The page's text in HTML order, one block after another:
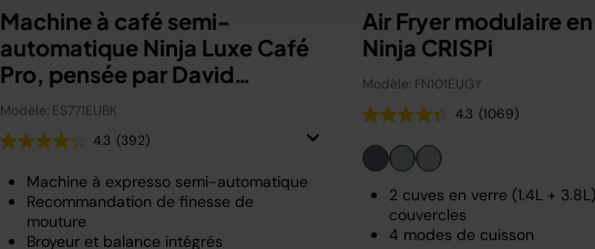
Machine à café semi-
automatique Ninja Luxe Café
Pro, pensée par David
Beckham
Modèle: ES771EUBK
4.3 (392)
Machine à expresso semi-automatique
Recommandation de finesse de
mouture
Broyeur et balance intégrés
Air Fryer modulaire
Ninja CRISPi
Modèle: FN101EUGY
4.3 (1069)
2 cuves en verre (1.4L +
couvercles
4 modes de cuisson